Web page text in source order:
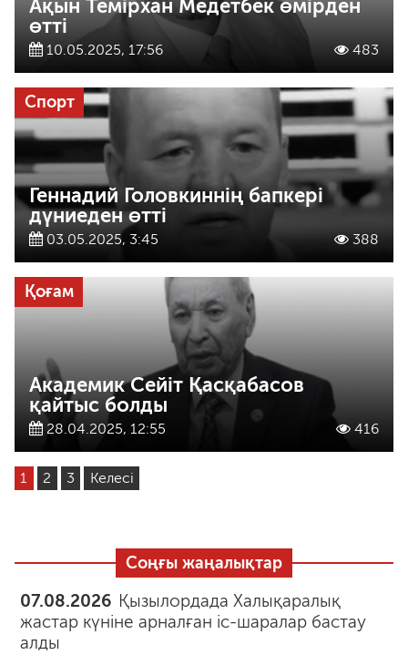
Ақын Темірхан Медетбек өмірден
өтті
10.05.2025, 17:56 483
Спорт
Геннадий Головкиннің бапкері
дүниеден өтті
03.05.2025, 3:45 388
Қоғам
Академик Сейіт Қасқабасов
қайтыс болды
28.04.2025, 12:55 416
1 2 3 Келесі
Соңғы жаңалықтар
07.08.2026 Қызылордада Халықаралық
жастар күніне арналған іс-шаралар бастау
алды